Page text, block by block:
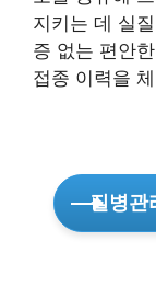
지키는 데 실
증 없는 편안
접종 이력을
질병관